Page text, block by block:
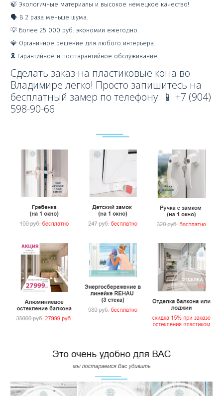
🍃 Экологичные материалы и высокое немецкое качество!
🗣 В 2 раза меньше шума.
💡 Более 25 000 руб. экономии ежегодно.
💎 Органичное решение для любого интерьера.
🎗 Гарантийное и постгарантийное обслуживание.
Сделать заказ на пластиковые кона во
Владимире легко! Просто запишитесь на
бесплатный замер по телефону: 📱 +7 (904)
598-90-66